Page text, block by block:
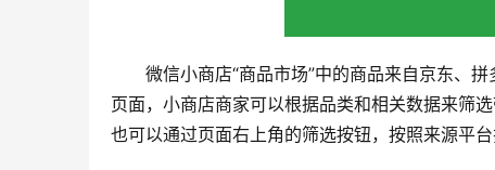
微信小商店“商品市场”中的商品来自京东、
页面，小商店商家可以根据品类和相关数据来筛
也可以通过页面右上角的筛选按钮，按照来源平台